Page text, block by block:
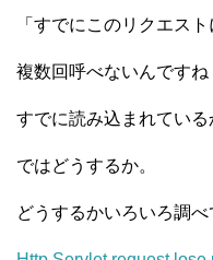
「すでにこのリクエス
複数回呼べないんですね
すでに読み込まれている
ではどうするか。
どうするかいろいろ調